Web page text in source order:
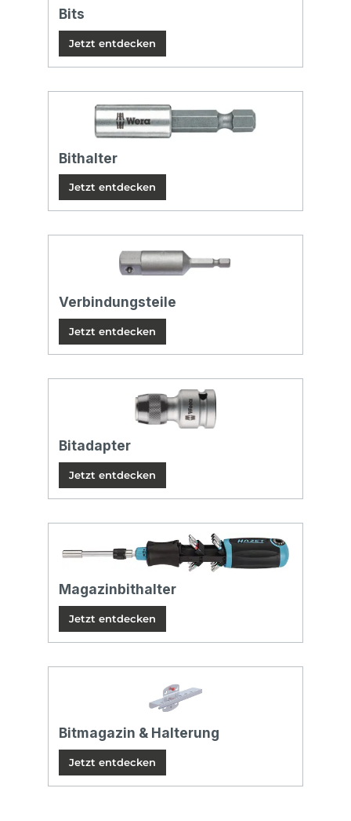
Bits
Jetzt entdecken
Bithalter
Jetzt entdecken
Verbindungsteile
Jetzt entdecken
Bitadapter
Jetzt entdecken
Magazinbithalter
Jetzt entdecken
Bitmagazin & Halterung
Jetzt entdecken